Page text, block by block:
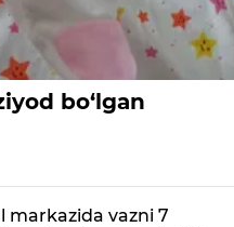
bo‘lgan
markazida vazni 7